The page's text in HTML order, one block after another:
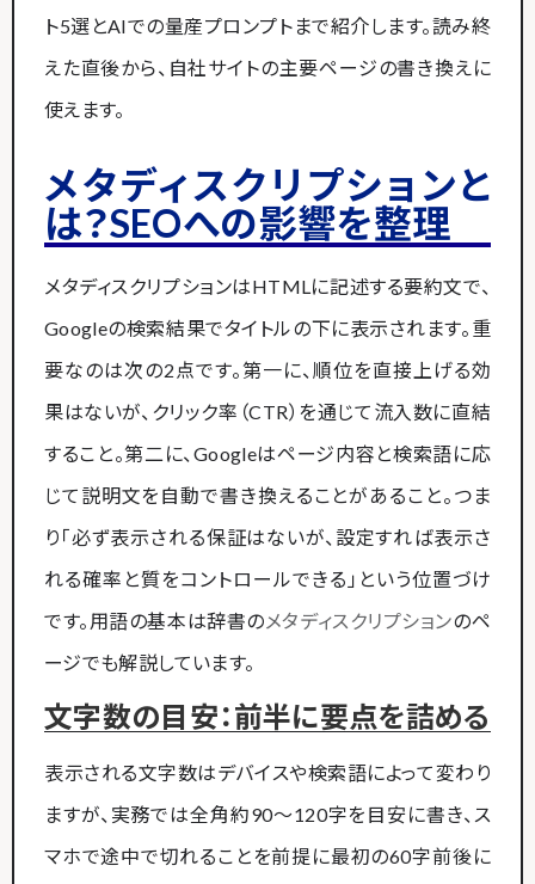
ト5選とAIでの量産プロンプトまで紹介します。読み終
えた直後から、自社サイトの主要ページの書き換えに
使えます。
メタディスクリプションと
は？SEOへの影響を整理
メタディスクリプションはHTMLに記述する要約文で、
Googleの検索結果でタイトルの下に表示されます。重
要なのは次の2点です。第一に、順位を直接上げる効
果はないが、クリック率（CTR）を通じて流入数に直結
すること。第二に、Googleはページ内容と検索語に応
じて説明文を自動で書き換えることがあること。つま
り「必ず表示される保証はないが、設定すれば表示さ
れる確率と質をコントロールできる」という位置づけ
です。用語の基本は辞書の メタディスクリプションのペ
ージでも解説しています。
文字数の目安：前半に要点を詰める
表示される文字数はデバイスや検索語によって変わり
ますが、実務では全角約90～120字を目安に書き、ス
マホで途中で切れることを前提に最初の60字前後に